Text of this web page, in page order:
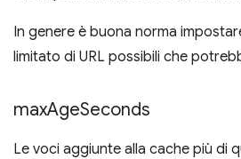
In genere è buona norma
limitato di URL possibili che
maxAgeSeconds
Le voci aggiunte alla cache più di